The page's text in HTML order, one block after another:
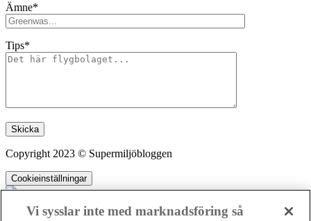
Ämne*
Tips*
Lämna detta fält tomt.
Copyright 2023 © Supermiljöbloggen
Cookieinställningar
Vi sysslar inte med marknadsföring så